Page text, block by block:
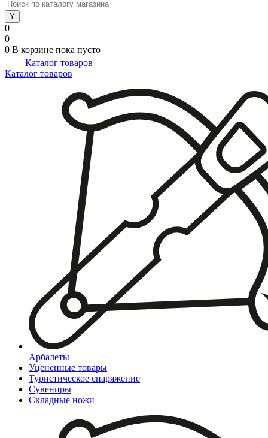
0
0
0 В корзине пока пусто
Каталог товаров
Каталог товаров
Арбалеты
Уцененные товары
Туристическое снаряжение
Сувениры
Складные ножи